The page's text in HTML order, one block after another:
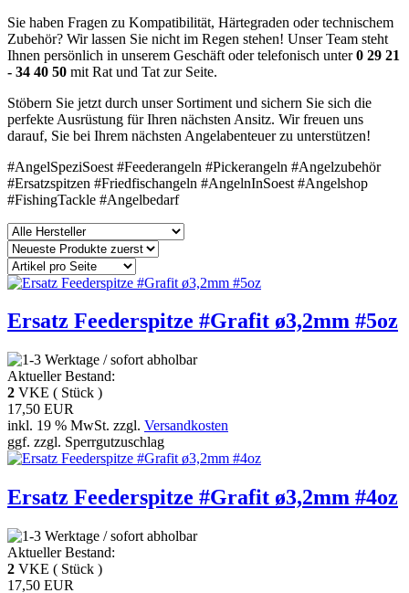
Sie haben Fragen zu Kompatibilität, Härtegraden oder technischem
Zubehör? Wir lassen Sie nicht im Regen stehen! Unser Team steht
Ihnen persönlich in unserem Geschäft oder telefonisch unter0 29 21
- 34 40 50 mit Rat und Tat zur Seite.
Stöbern Sie jetzt durch unser Sortiment und sichern Sie sich die
perfekte Ausrüstung für Ihren nächsten Ansitz. Wir freuen uns
darauf, Sie bei Ihrem nächsten Angelabenteuer zu unterstützen!
#AngelSpeziSoest #Feederangeln #Pickerangeln #Angelzubehör
#Ersatzspitzen #Friedfischangeln #AngelnInSoest #Angelshop
#FishingTackle #Angelbedarf
Ersatz Feederspitze #Grafit ø3,2mm #5oz
Aktueller Bestand:
2 VKE ( Stück )
17,50 EUR
inkl. 19 % MwSt. zzgl. Versandkosten
ggf. zzgl. Sperrgutzuschlag
Ersatz Feederspitze #Grafit ø3,2mm #4oz
Aktueller Bestand:
2 VKE ( Stück )
17,50 EUR